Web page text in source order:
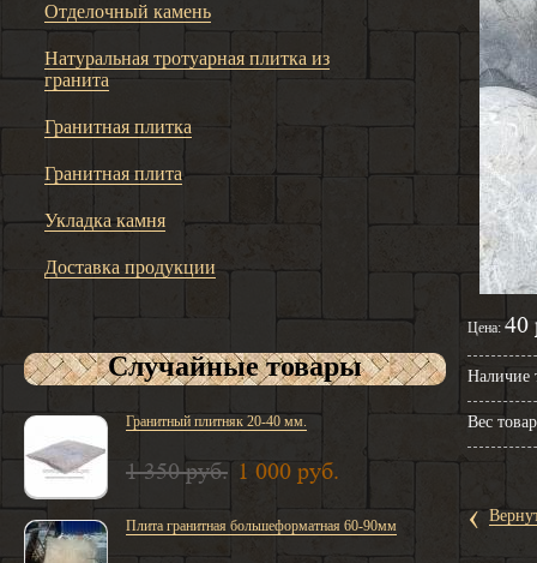
Отделочный камень
Натуральная тротуарная плитка из
гранита
Гранитная плитка
Гранитная плита
Укладка камня
Доставка продукции
Случайные товары
Гранитный плитняк 20-40 мм.
1 350 руб. 1 000 руб.
Плита гранитная большеформатная 60-90мм
Цена: 40
Наличие
Вес
‹